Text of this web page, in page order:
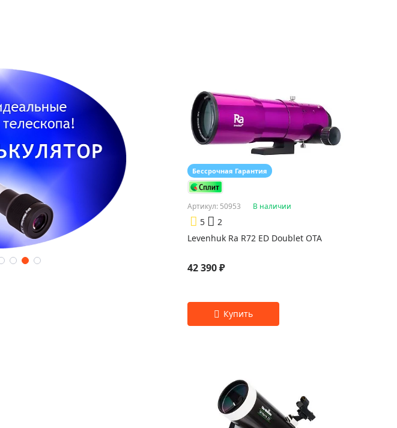
Прочее
Бессрочная Гарантия
Артикул: 50953 В наличии
5
2
Levenhuk Ra R72 ED Doublet OTA
42 390 ₽